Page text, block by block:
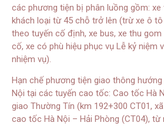
các phương tiện bị phân luồng gồm:
khách loại từ 45 chỗ trở lên (trừ xe ô tô
theo tuyến cố định, xe bus, xe thu
cố, xe có phù hiệu phục vụ Lễ kỷ niệm
nhiệm vụ).
Hạn chế phương tiện giao thông
Nội tại các tuyến cao tốc: Cao tốc Hà
giao Thường Tín (km 192+300 CT01,
cao tốc Hà Nội – Hải Phòng (CT04), từ